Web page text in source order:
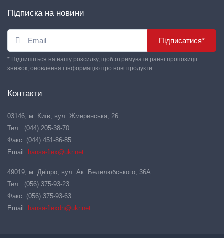
Підписка на новини
Підписатися*
* Підпишіться на нашу розсилку, щоб отримувати ранні пропозиції
знижок, оновлення і інформацію про нові продукти.
Контакти
03146, м. Київ, вул. Жмеринська, 26
Тел.: (044) 205-38-70
Факс: (044) 451-86-85
Email: hansa-flex@ukr.net
49019, м. Дніпро, вул. Ак. Белелюбського, 36А
Тел.: (056) 375-93-23
Факс: (056) 375-93-63
Email: hansa-flexdn@ukr.net